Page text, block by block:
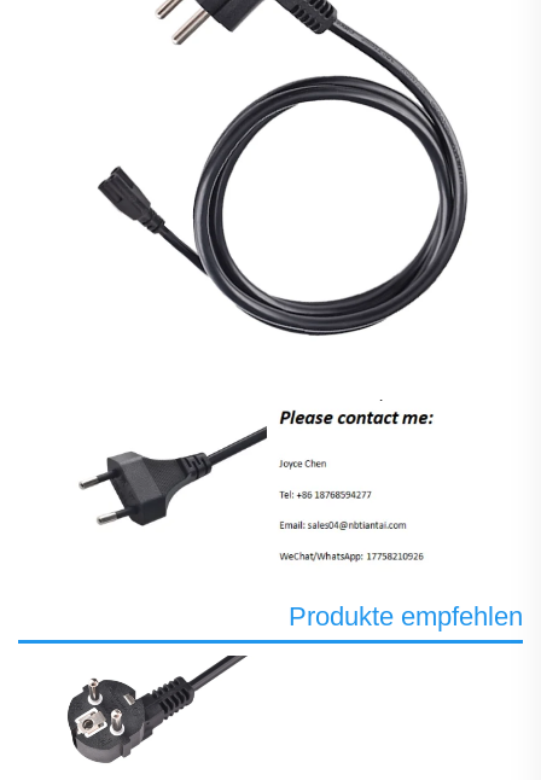
Produkte empfehlen